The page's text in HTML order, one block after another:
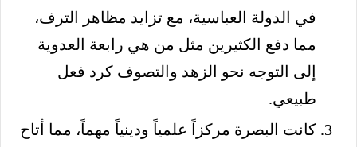
في الدولة العباسية، مع تزايد مظاهر الترف،
مما دفع الكثيرين مثل من هي رابعة العدوية
إلى التوجه نحو الزهد والتصوف كرد فعل
طبيعي.
كانت البصرة مركزاً علمياً ودينياً مهماً، مما أتاح